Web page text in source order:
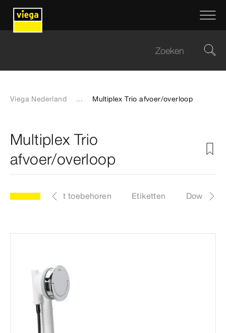
Viega Nederland ... Multiplex Trio afvoer/overloop
Multiplex Trio
afvoer/overloop
Lijst met toebehoren Etiketten